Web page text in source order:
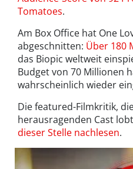
Tomatoes.
Am Box Office hat One
abgeschnitten: Über 180
das Biopic weltweit
Budget von 70 Millionen
wahrscheinlich wieder
Die featured-Filmkritik,
herausragenden Cast
dieser Stelle nachlesen.